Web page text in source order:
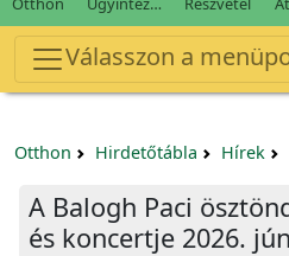
Válasszon a
Otthon Hirdetőtábla Hírek
A Balogh Paci
és koncertje 2026.